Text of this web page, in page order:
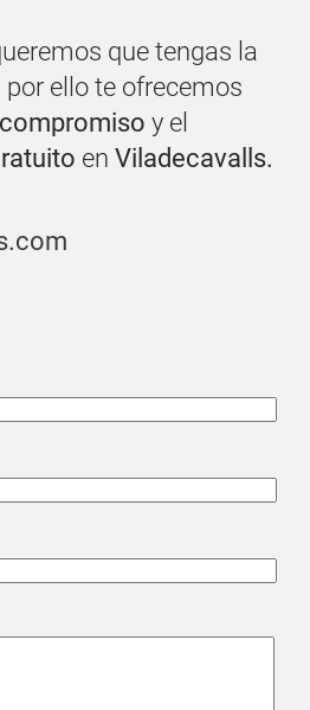
que tengas la
ello te ofrecemos
y el
en Viladecavalls.